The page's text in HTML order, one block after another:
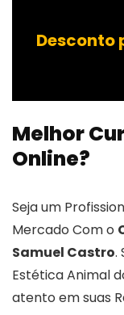
Desconto
Melhor
Online?
Seja um
Mercado Com o
Samuel Castro.
Estética Animal
atento em suas